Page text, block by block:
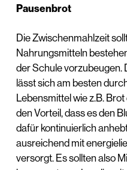
Pausenbrot
Die Zwischenmahlzeit
Nahrungsmitteln
der Schule vorzubeugen.
lässt sich am besten
Lebensmittel wie z.B.
den Vorteil, dass es den
dafür kontinuierlich
ausreichend mit
versorgt. Es sollten also